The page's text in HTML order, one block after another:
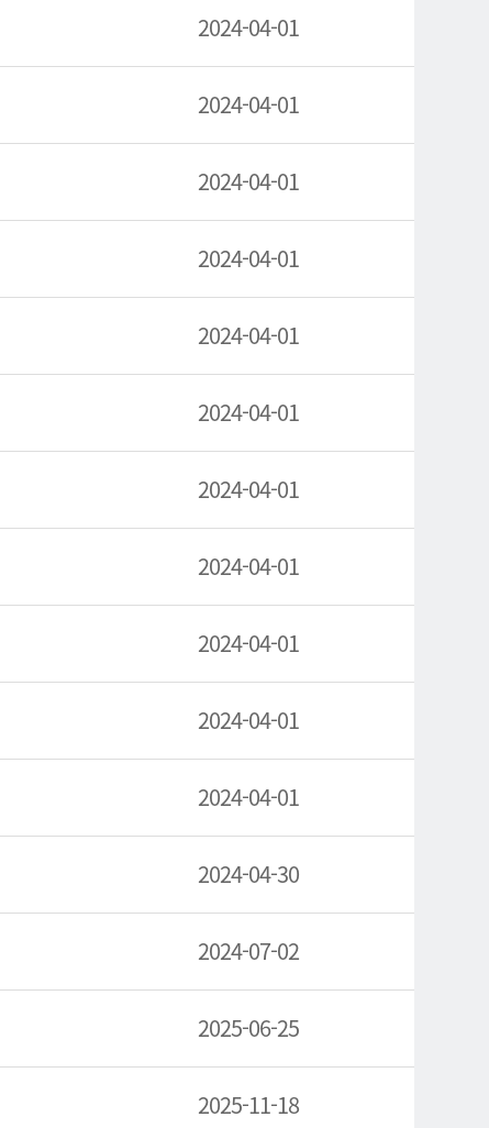
2024-04-01
2024-04-01
2024-04-01
2024-04-01
2024-04-01
2024-04-01
2024-04-01
2024-04-01
2024-04-01
2024-04-01
2024-04-01
2024-04-30
2024-07-02
2025-06-25
2025-11-18